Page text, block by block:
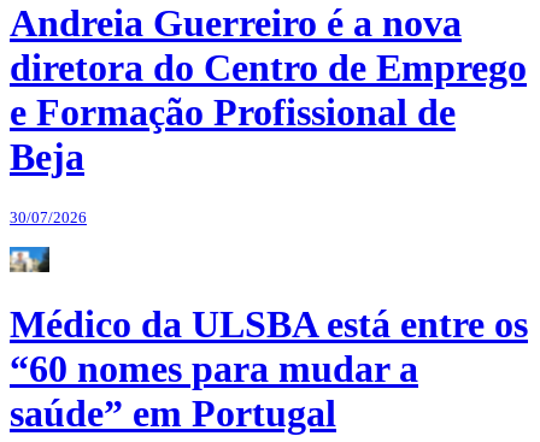
Andreia Guerreiro é a nova
diretora do Centro de Emprego
e Formação Profissional de
Beja
30/07/2026
Médico da ULSBA está entre os
“60 nomes para mudar a
saúde” em Portugal